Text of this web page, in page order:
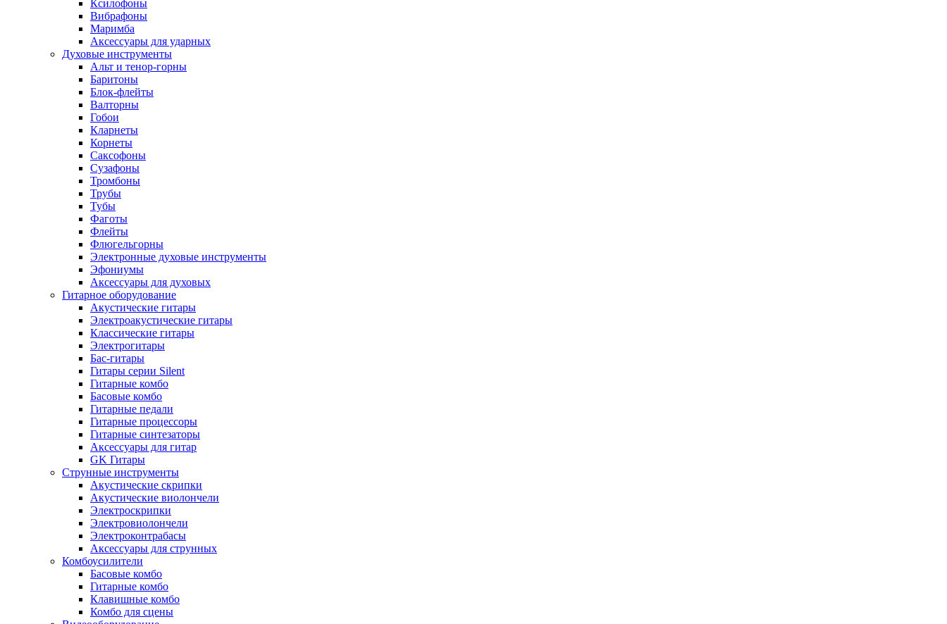
Ксилофоны
Вибрафоны
Маримба
Аксессуары для ударных
Духовые инструменты
Альт и тенор-горны
Баритоны
Блок-флейты
Валторны
Гобои
Кларнеты
Корнеты
Саксофоны
Сузафоны
Тромбоны
Трубы
Тубы
Фаготы
Флейты
Флюгельгорны
Электронные духовые инструменты
Эфониумы
Аксессуары для духовых
Гитарное оборудование
Акустические гитары
Электроакустические гитары
Классические гитары
Электрогитары
Бас-гитары
Гитары серии Silent
Гитарные комбо
Басовые комбо
Гитарные педали
Гитарные процессоры
Гитарные синтезаторы
Аксессуары для гитар
GK Гитары
Струнные инструменты
Акустические скрипки
Акустические виолончели
Электроскрипки
Электровиолончели
Электроконтрабасы
Аксессуары для струнных
Комбоусилители
Басовые комбо
Гитарные комбо
Клавишные комбо
Комбо для сцены